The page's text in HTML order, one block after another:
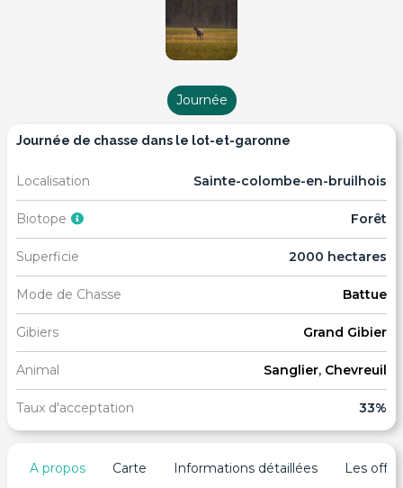
Journée
journée de chasse dans le lot-et-garonne
Localisation Sainte-colombe-en-bruilhois
Biotope Forêt
Superficie 2000 hectares
Mode de Chasse Battue
Gibiers Grand Gibier
Animal Sanglier, Chevreuil
Taux d'acceptation 33%
A propos Carte Informations détaillées Les